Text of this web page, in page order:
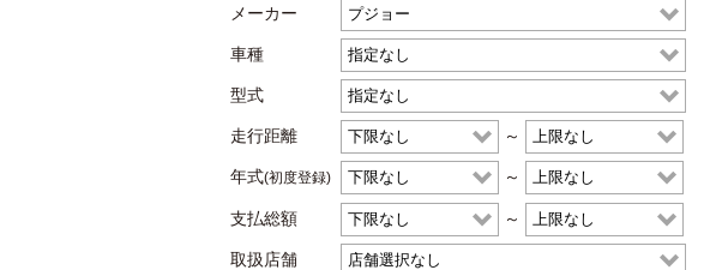
メーカー
車種
型式
走行距離 ～
年式(初度登録) ～
支払総額 ～
取扱店舗